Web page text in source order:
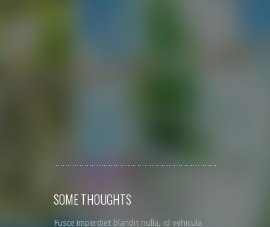
SOME THOUGHTS
Fusce imperdiet blandit nulla, id vehicula